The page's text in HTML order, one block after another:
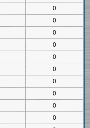
0
0
0
0
0
0
0
0
0
0